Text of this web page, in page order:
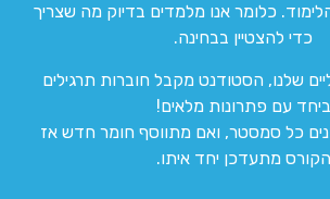
כלומר אנו מלמדים בדיוק מה שצריך
כדי להצטיין בבחינה.
שלנו, הסטודנט מקבל חוברות תרגילים
ביחד עם פתרונות מלאים!
כל סמסטר, ואם מתווסף חומר חדש אז
הקורס מתעדכן יחד איתו.